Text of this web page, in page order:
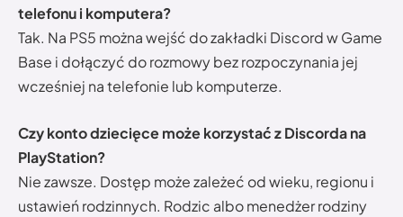
telefonu i komputera?
Tak. Na PS5 można wejść do zakładki Discord w Game
Base i dołączyć do rozmowy bez rozpoczynania jej
wcześniej na telefonie lub komputerze.
Czy konto dziecięce może korzystać z Discorda na
PlayStation?
Nie zawsze. Dostęp może zależeć od wieku, regionu i
ustawień rodzinnych. Rodzic albo menedżer rodziny